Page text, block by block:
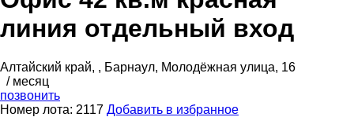
линия отдельный вход
Алтайский край, , Барнаул, Молодёжная улица, 16
/ месяц
позвонить
Номер лота: 2117 Добавить в избранное